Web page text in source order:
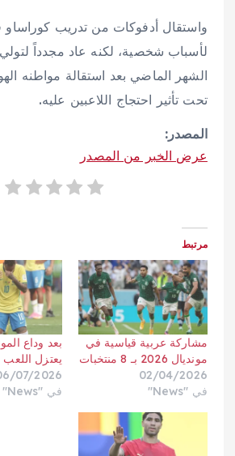
واستقال أدفوكات من تدريب
لأسباب شخصية، لكنه عاد مجدداً
الشهر الماضي بعد استقالة مواطنه
تحت تأثير احتجاج اللاعبين عليه.
المصدر:
عرض الخبر من المصدر
مرتبط
مشاركة عربية قياسية في
مونديال 2026 بـ 8 منتخبات
02/04/2026
في "News"
بعد وداع
يعتزل اللعب
07/2026
في "News"